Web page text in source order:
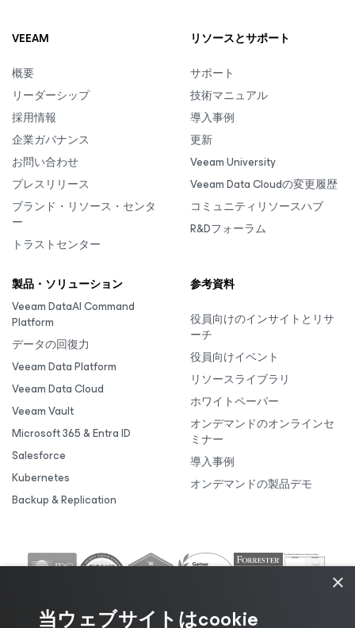
VEEAM
概要
リーダーシップ
採用情報
企業ガバナンス
お問い合わせ
プレスリリース
ブランド・リソース・センタ
ー
トラストセンター
リソースとサポート
サポート
技術マニュアル
導入事例
更新
Veeam University
Veeam Data Cloudの変更履歴
コミュニティリソースハブ
R&Dフォーラム
製品・ソリューション
Veeam DataAI Command
Platform
データの回復力
Veeam Data Platform
Veeam Data Cloud
Veeam Vault
Microsoft 365 & Entra ID
Salesforce
Kubernetes
Backup & Replication
参考資料
役員向けのインサイトとリサ
ーチ
役員向けイベント
リソースライブラリ
ホワイトペーパー
オンデマンドのオンラインセ
ミナー
導入事例
オンデマンドの製品デモ
×
当ウェブサイトはcookie